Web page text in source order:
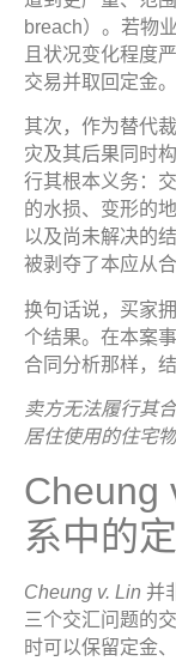
breach）。若物
且状况变化程度
交易并取回定金。
其次，作为替代
灾及其后果同时
行其根本义务：
的水损、变形的
以及尚未解决的
被剥夺了本应从
换句话说，买家
个结果。在本案
合同分析那样，
卖方无法履行其
居住使用的住宅物
Cheung
系中的
Cheung v. Lin 并
三个交汇问题的
时可以保留定金